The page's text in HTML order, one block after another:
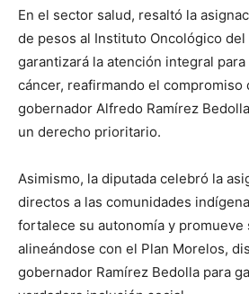
En el sector salud, resaltó la
de pesos al Instituto Oncológico del
garantizará la atención integral
cáncer, reafirmando el compromiso
gobernador Alfredo Ramírez
un derecho prioritario.
Asimismo, la diputada celebró la
directos a las comunidades
fortalece su autonomía y promueve
alineándose con el Plan Morelos,
gobernador Ramírez Bedolla para